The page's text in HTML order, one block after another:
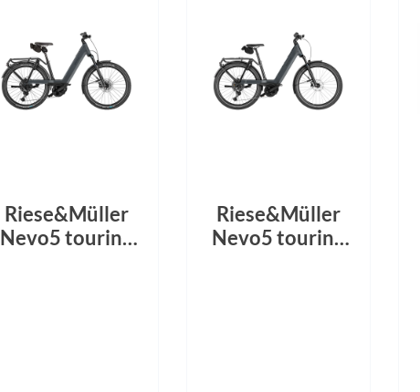
Riese&Müller
Nevo5 touring
Riese&Müller
Nevo5 touring